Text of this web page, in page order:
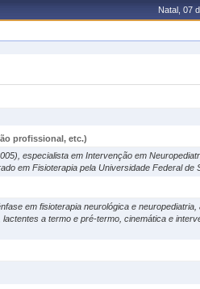
Natal, 07
profissional, etc.)
especialista em Intervenção em
em Fisioterapia pela Universidade Federal de
em fisioterapia neurológica e neuropediatria,
a termo e pré-termo, cinemática e